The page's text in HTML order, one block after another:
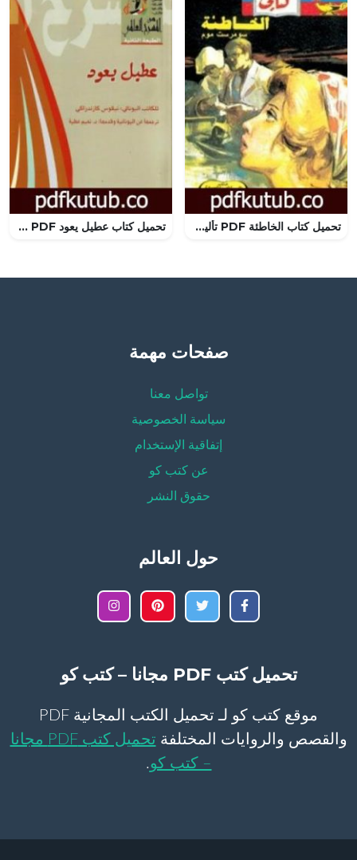
تحميل كتاب الخاطئة PDF تأليف سومرست موم مجانا [كامل] تحميل كتاب عطيل يعود PDF تأليف نيكوس كازانتزاكيس مجانا [كامل]
صفحات مهمة
تواصل معنا
سياسة الخصوصية
إتفاقية الإستخدام
عن كتب كو
حقوق النشر
حول العالم
تحميل كتب PDF مجانا – كتب كو
موقع كتب كو لـ تحميل الكتب المجانية PDF
والقصص والروايات المختلفة
تحميل كتب PDF مجانا
– كتب كو.